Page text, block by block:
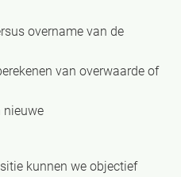
overname van de
van overwaarde of
nieuwe
kunnen we objectief